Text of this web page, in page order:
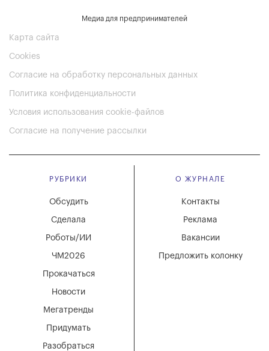
Медиа для предпринимателей
Карта сайта
Cookies
Согласие на обработку персональных данных
Политика конфиденциальности
Условия использования cookie-файлов
Согласие на получение рассылки
РУБРИКИ
Мегатренды
Придумать
Разобраться
Новости
Обсудить
Сделала
Роботы/ИИ
ЧМ2026
Прокачаться
О ЖУРНАЛЕ
Вакансии
Реклама
Контакты
Предложить колонку